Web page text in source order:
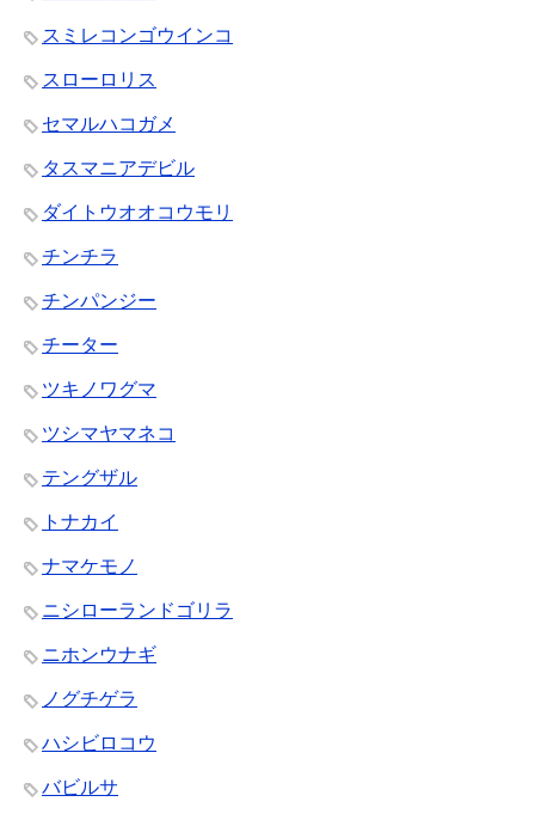
スミレコンゴウインコ
スローロリス
セマルハコガメ
タスマニアデビル
ダイトウオオコウモリ
チンチラ
チンパンジー
チーター
ツキノワグマ
ツシマヤマネコ
テングザル
トナカイ
ナマケモノ
ニシローランドゴリラ
ニホンウナギ
ノグチゲラ
ハシビロコウ
バビルサ